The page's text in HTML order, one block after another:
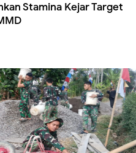
Stamina Kejar Target